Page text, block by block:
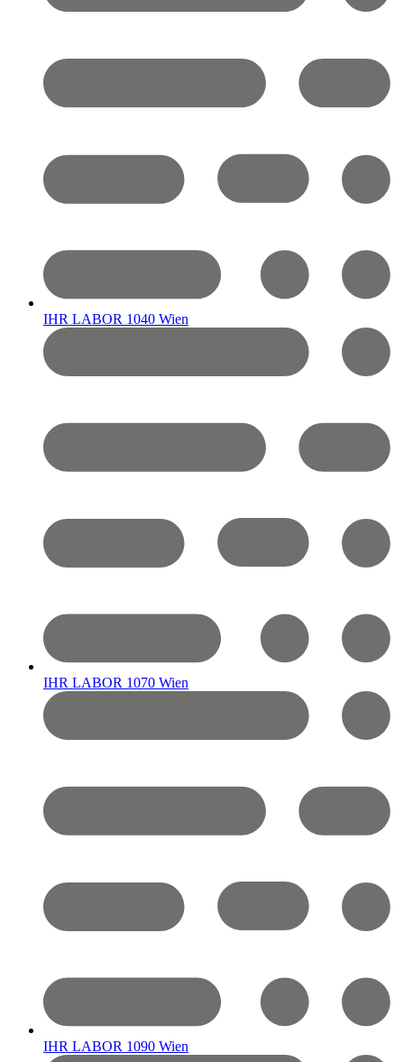
IHR LABOR 1040 Wien
IHR LABOR 1070 Wien
IHR LABOR 1090 Wien